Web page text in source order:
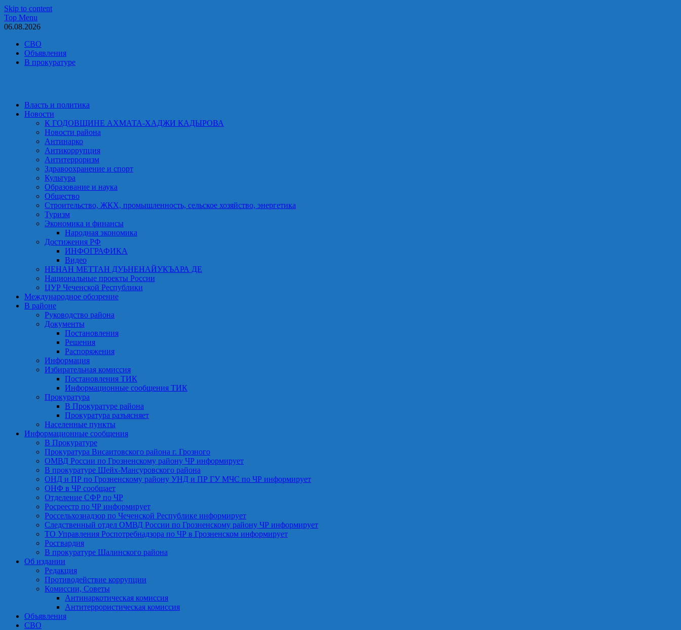
Skip to content
Top Menu
06.08.2026
СВО
Объявления
В прокуратуре
Власть и политика
Новости
К ГОДОВЩИНЕ АХМАТА-ХАДЖИ КАДЫРОВА
Новости района
Антинарко
Антикоррупция
Антитерроризм
Здравоохранение и спорт
Культура
Образование и наука
Общество
Строительство, ЖКХ, промышленность, сельское хозяйство, энергетика
Туризм
Экономика и финансы
Народная экономика
Достижения РФ
ИНФОГРАФИКА
Видео
НЕНАН МЕТТАН ДУЬНЕНАЙУКЪАРА ДЕ
Национальные проекты России
ЦУР Чеченской Республики
Международное обозрение
В районе
Руководство района
Документы
Постановления
Решения
Распоряжения
Информация
Избирательная комиссия
Постановления ТИК
Информационные сообщения ТИК
Прокуратура
В Прокуратуре района
Прокуратура разъясняет
Населенные пункты
Информационные сообщения
В Прокуратуре
Прокуратура Висаитовского района г. Грозного
ОМВД России по Грозненскому району ЧР информирует
В прокуратуре Шейх-Мансуровского района
ОНД и ПР по Грозненскому району УНД и ПР ГУ МЧС по ЧР информирует
ОНФ в ЧР сообщает
Отделение СФР по ЧР
Росреестр по ЧР информирует
Россельхознадзор по Чеченской Республике информирует
Следственный отдел ОМВД России по Грозненскому району ЧР информирует
ТО Управления Роспотребнадзора по ЧР в Грозненском информирует
Росгвардия
В прокуратуре Шалинского района
Об издании
Редакция
Противодействие коррупции
Комиссии, Советы
Антинаркотическая комиссия
Антитеррористическая комиссия
Объявления
СВО